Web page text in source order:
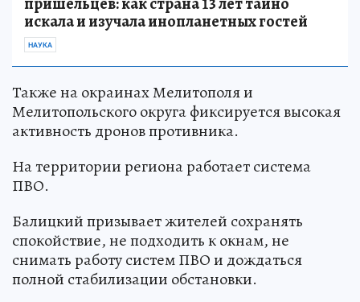
искала и изучала инопланетных гостей
НАУКА
Также на окраинах Мелитополя и
Мелитопольского округа фиксируется высокая
активность дронов противника.
На территории региона работает система
ПВО.
Балицкий призывает жителей сохранять
спокойствие, не подходить к окнам, не
снимать работу систем ПВО и дождаться
полной стабилизации обстановки.